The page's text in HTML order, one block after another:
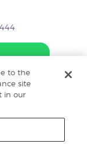
to the
site
in our